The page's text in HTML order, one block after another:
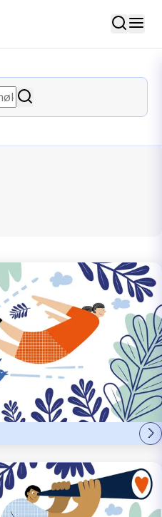
Søk
Søk
Pårørende